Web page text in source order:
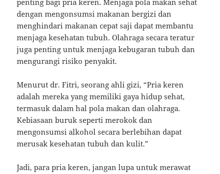
penting bagi pria keren. Menjaga pola makan sehat
dengan mengonsumsi makanan bergizi dan
menghindari makanan cepat saji dapat membantu
menjaga kesehatan tubuh. Olahraga secara teratur
juga penting untuk menjaga kebugaran tubuh dan
mengurangi risiko penyakit.
Menurut dr. Fitri, seorang ahli gizi, “Pria keren
adalah mereka yang memiliki gaya hidup sehat,
termasuk dalam hal pola makan dan olahraga.
Kebiasaan buruk seperti merokok dan
mengonsumsi alkohol secara berlebihan dapat
merusak kesehatan tubuh dan kulit.”
Jadi, para pria keren, jangan lupa untuk merawat